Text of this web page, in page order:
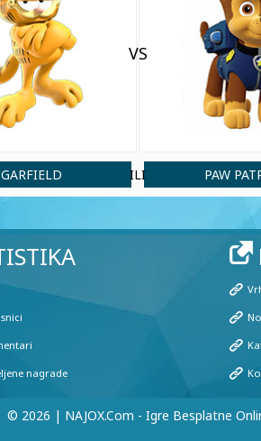
GARFIELD
VS
ILI PAW
© 2026 | NAJOX.com - Igre Besplatne